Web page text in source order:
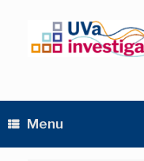
Menu